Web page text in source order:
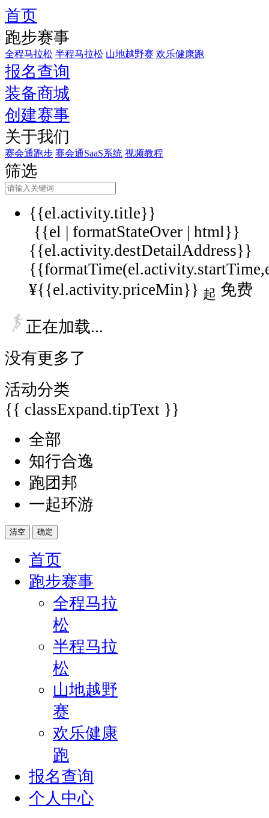
首页
跑步赛事
全程马拉松 半程马拉松 山地越野赛 欢乐健康跑
报名查询
装备商城
创建赛事
关于我们
赛会通跑步 赛会通SaaS系统 视频教程
筛选
{{el.activity.title}}
{{el | formatStateOver | html}}
{{el.activity.destDetailAddress}}
¥{{el.activity.priceMin}} 起 免费
正在加载...
没有更多了
活动分类
{{ classExpand.tipText }}
全部
知行合逸
跑团邦
一起环游
清空 确定
首页
跑步赛事
全程马拉
松
半程马拉
松
山地越野
赛
欢乐健康
跑
报名查询
个人中心